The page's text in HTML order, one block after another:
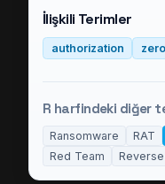
İlişkili Terimler
authorization
R harfindeki diğer
Ransomware RAT
Red Team